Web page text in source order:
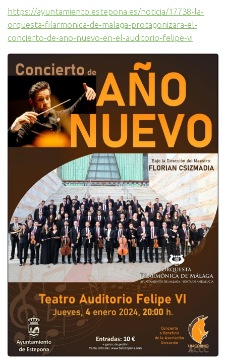
https://ayuntamiento.estepona.es/noticia/17738-la-
orquesta-filarmonica-de-malaga-protagonizara-el-
concierto-de-ano-nuevo-en-el-auditorio-felipe-vi